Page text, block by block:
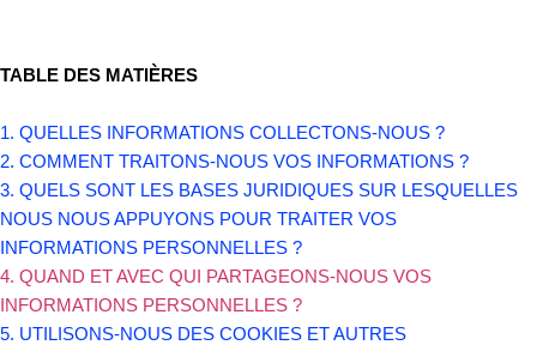
TABLE DES MATIÈRES
1. QUELLES INFORMATIONS COLLECTONS-NOUS ?
2. COMMENT TRAITONS-NOUS VOS INFORMATIONS ?
3. QUELS SONT LES BASES JURIDIQUES SUR LESQUELLES
NOUS NOUS APPUYONS POUR TRAITER VOS
INFORMATIONS PERSONNELLES ?
4. QUAND ET AVEC QUI PARTAGEONS-NOUS VOS
INFORMATIONS PERSONNELLES ?
5. UTILISONS-NOUS DES COOKIES ET AUTRES